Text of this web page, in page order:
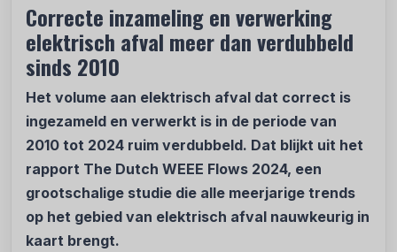
Correcte inzameling en verwerking
elektrisch afval meer dan verdubbeld
sinds 2010
Het volume aan elektrisch afval dat correct is
ingezameld en verwerkt is in de periode van
2010 tot 2024 ruim verdubbeld. Dat blijkt uit het
rapport The Dutch WEEE Flows 2024, een
grootschalige studie die alle meerjarige trends
op het gebied van elektrisch afval nauwkeurig in
kaart brengt.